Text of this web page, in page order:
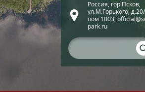
Россия, гор.Псков,
ул.М.Горького,
пом.1003,
park.ru